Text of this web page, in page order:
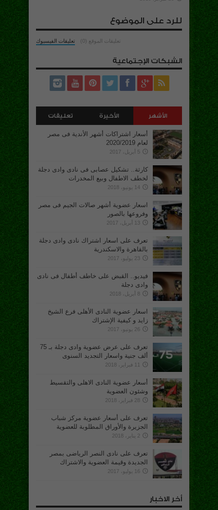
للرد على الموضوع
تعليقات الفيسبوك تعليقات الموقع (0)
الشبكات الإجتماعية
الأشهر الأخيرة تعليقات
أسعار اشتراكات أشهر الأندية فى مصر
لعام 2020/2019
5 أبريل، 2017
كارثة.. تشكيل عصابى فى نادى وادى دجلة
لخطف الاطفال وبيع المخدرات
14 يونيو، 2018
اسعار عضوية أشهر صالات الجيم فى مصر
وفروعها بالصور
13 أبريل، 2017
تعرف على اسعار اشتراك نادى وادى دجلة
بالقاهرة والاسكندرية
23 يوليو، 2017
فيديو.. القبض على خاطف أطفال فى نادى
وادى دجلة
8 أبريل، 2018
اسعار عضوية النادى الأهلى فرع الشيخ
زايد و كيفية الإشتراك
26 يونيو، 2017
تعرف على عرض عضوية وادى دجلة بـ 75
ألف جنية واسعار التجديد السنوى
أسعار عضوية النادى الاهلى والتقسيط
وشئون العضوية
28 فبراير، 2018
تعرف على أسعار عضوية مركز شباب
الجزيرة والأوراق المطلوبة للعضوية
2 يناير، 2018
تعرف على نادى النصر الرياضى بمصر
الجديدة وقيمة العضوية والاشتراك
16 يوليو، 2017
أخر الاخبار